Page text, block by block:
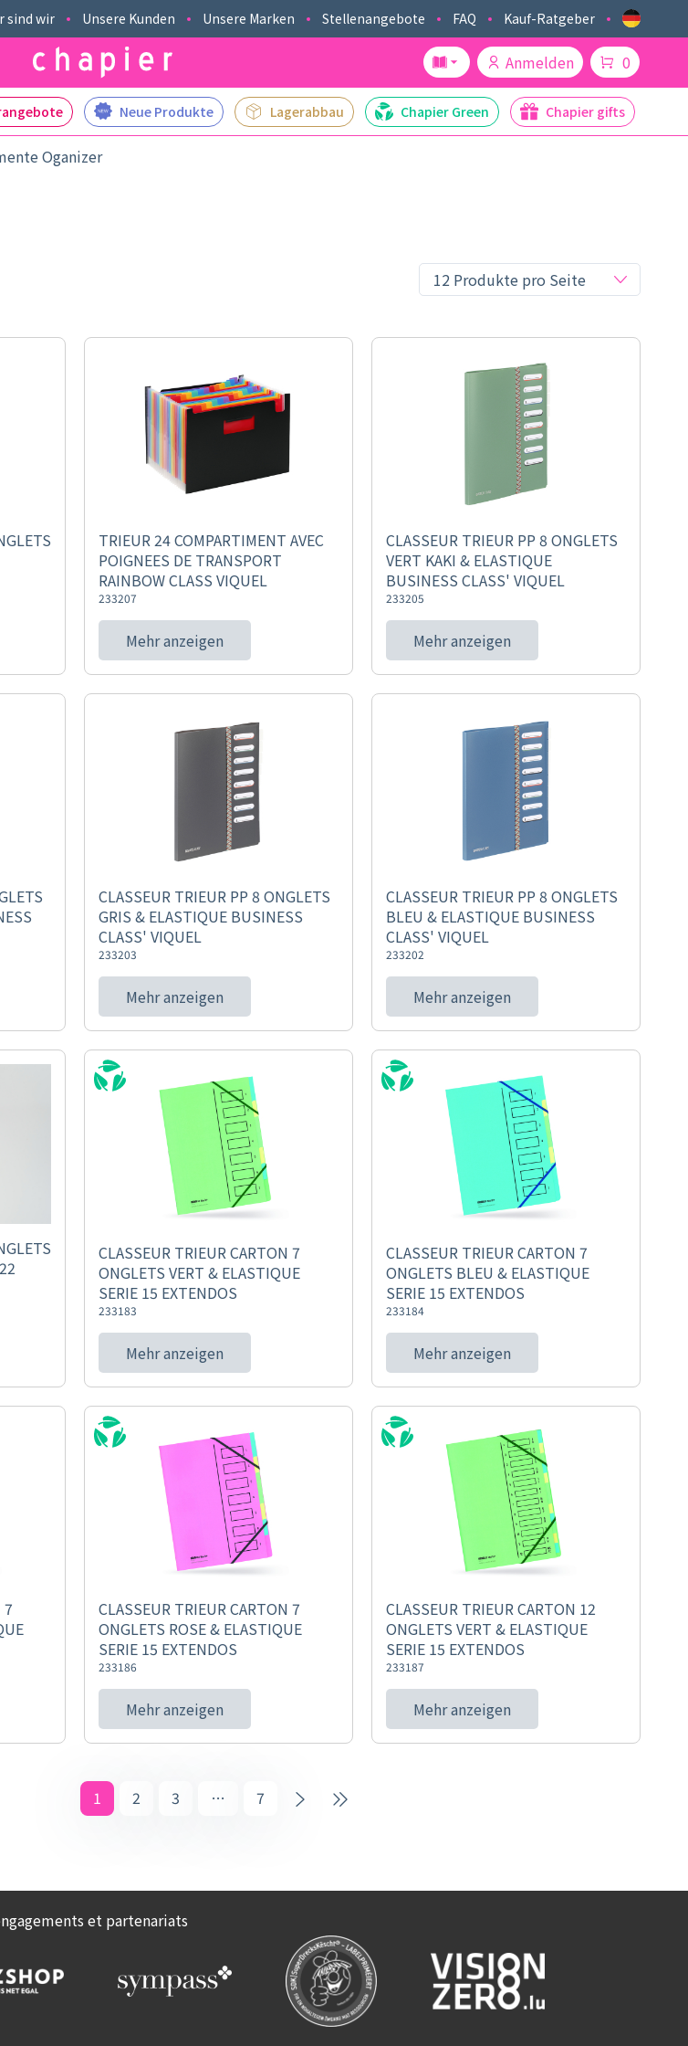
sind wir Unsere Kunden Unsere Marken Stellenangebote FAQ Kauf-Ratgeber
Anmelden 0
Neue Produkte Lagerabbau Chapier Green Chapier gifts
Oganizer
TRIEUR 24 COMPARTIMENT AVEC
POIGNEES DE TRANSPORT
RAINBOW CLASS VIQUEL
233207
Mehr anzeigen
CLASSEUR TRIEUR PP 8 ONGLETS
VERT KAKI & ELASTIQUE
BUSINESS CLASS' VIQUEL
233205
Mehr anzeigen
CLASSEUR TRIEUR PP 8 ONGLETS
GRIS & ELASTIQUE BUSINESS
CLASS' VIQUEL
233203
Mehr anzeigen
CLASSEUR TRIEUR PP 8 ONGLETS
BLEU & ELASTIQUE BUSINESS
CLASS' VIQUEL
233202
Mehr anzeigen
CLASSEUR TRIEUR CARTON 7
ONGLETS VERT & ELASTIQUE
SERIE 15 EXTENDOS
233183
Mehr anzeigen
CLASSEUR TRIEUR CARTON 7
ONGLETS BLEU & ELASTIQUE
SERIE 15 EXTENDOS
233184
Mehr anzeigen
7
CLASSEUR TRIEUR CARTON 7
ONGLETS ROSE & ELASTIQUE
SERIE 15 EXTENDOS
233186
Mehr anzeigen
CLASSEUR TRIEUR CARTON 12
ONGLETS VERT & ELASTIQUE
SERIE 15 EXTENDOS
233187
Mehr anzeigen
1 2 3 … 7
et partenariats